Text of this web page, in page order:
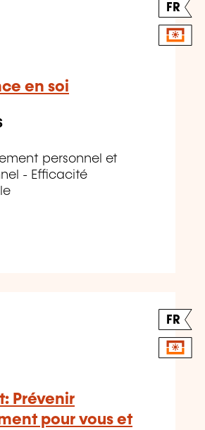
FR
en soi
personnel et
- Efficacité
FR
Prévenir
pour vous et